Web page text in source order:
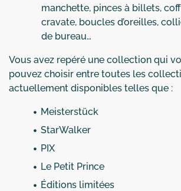
manchette, pinces à billets,
cravate, boucles d’oreilles,
de bureau…
Vous avez repéré une collection qui
pouvez choisir entre toutes les
actuellement disponibles telles que :
Meisterstück
StarWalker
PIX
Le Petit Prince
Éditions limitées